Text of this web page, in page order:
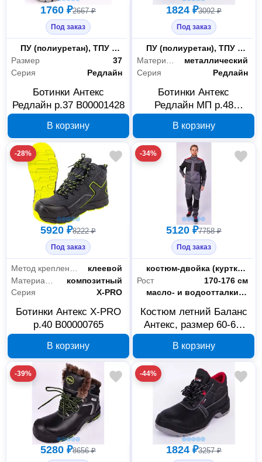
1760 ₽2667 ₽
Под заказ
Материал подошвы
ПУ (полиуретан), ТПУ (термопластичный полиуретан)
Размер
37
Серия
Редлайн
Ботинки Антекс
Редлайн р.37 В00001428
В корзину
1824 ₽3092 ₽
Под заказ
Материал подошвы
ПУ (полиуретан), ТПУ (термопластичный полиуретан)
металлический
Серия
Редлайн
Ботинки Антекс
Редлайн МП р.48
В корзину
-28%
5920 ₽8222 ₽
Под заказ
клеевой
композитный
Серия
X-PRO
Ботинки Антекс X-PRO
р.40 В00000765
В корзину
-34%
5120 ₽7758 ₽
Под заказ
Тип
костюм-двойка (куртка + полукомбинезон)
Рост
170-176 см
Пропитка
масло- и водоотталкивающая (МВО)
Костюм летний Баланс
Антекс, размер 60-62,
В00001312
В корзину
-39%
5280 ₽8656 ₽
-44%
1824 ₽3257 ₽